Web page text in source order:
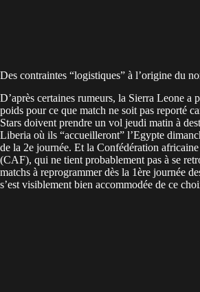
Des contraintes “logistiques” à l’origine du
D’après certaines rumeurs, la Sierra Leone a
poids pour ce que match ne soit pas reporté
Stars doivent prendre un vol jeudi matin à
Liberia où ils “accueilleront” l’Egypte
de la 2e journée. Et la Confédération
(CAF), qui ne tient probablement pas à se
matchs à reprogrammer dès la 1ère journée
s’est visiblement bien accommodée de ce